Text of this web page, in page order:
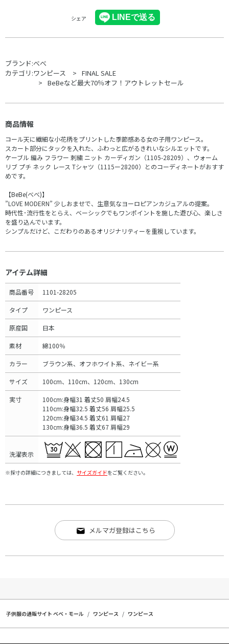
シェア
ブランド:べべ
カテゴリ:ワンピース
FINAL SALE
BeBeなど最大70％オフ！アウトレットセール
商品情報
コール天に繊細な小花柄をプリントした季節感ある女の子用ワンピース。
スカート部分にタックを入れた、ふわっと広がるきれいなシルエットです。
ケーブル 編み フラワー 刺繍 ニット カーディガン（1105-28209）、ウォーム
リブ プチ ネック レース Tシャツ（1115ー28200）とのコーディネートがおすす
めです。
【BeBe(べべ)】
”LOVE MODERN” 少しおませで、生意気なヨーロピアンカジュアルの提案。
時代性･流行性をとらえ、ベーシックでもワンポイントを施した遊び心、楽しさ
を盛り込んでいます。
シンプルだけど、こだわりのあるオリジナリティーを重視しています。
アイテム詳細
商品番号 1101-28205
タイプ ワンピース
原産国 日本
素材 綿100％
カラー ブラウン系、オフホワイト系、ネイビー系
サイズ 100cm、110cm、120cm、130cm
実寸
100cm:身幅31 着丈50 肩幅24.5
110cm:身幅32.5 着丈56 肩幅25.5
120cm:身幅34.5 着丈61 肩幅27
130cm:身幅36.5 着丈67 肩幅29
洗濯表示
※採寸の詳細につきましては、 サイズガイドをご覧ください。
メルマガ登録はこちら
子供服の通販サイト ベベ・モール ワンピース ワンピース